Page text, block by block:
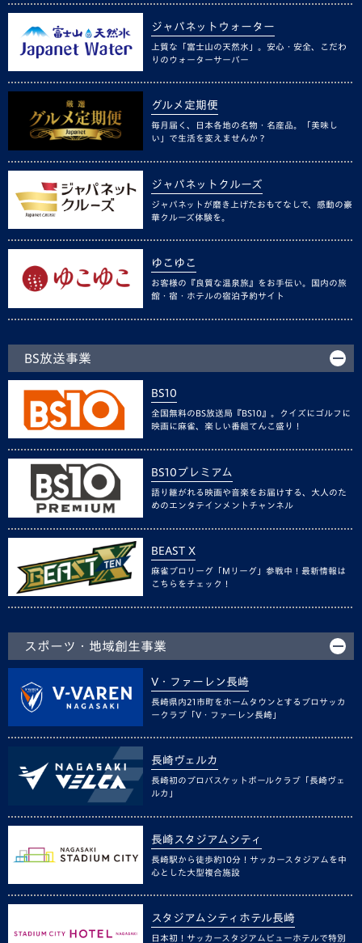
ジャパネットウォーター
上質な「富士山の天然水」。安心・安全、こだわ
りのウォーターサーバー
グルメ定期便
毎月届く、日本各地の名物・名産品。「美味し
い」で生活を変えませんか？
ジャパネットクルーズ
ジャパネットが磨き上げたおもてなしで、感動の豪
華クルーズ体験を。
ゆこゆこ
お客様の『良質な温泉旅』をお手伝い。国内の旅
館・宿・ホテルの宿泊予約サイト
BS放送事業
BS10
全国無料のBS放送局『BS10』。クイズにゴルフに
映画に麻雀、楽しい番組てんこ盛り！
BS10プレミアム
語り継がれる映画や音楽をお届けする、大人のた
めのエンタテインメントチャンネル
BEAST X
麻雀プロリーグ「Mリーグ」参戦中！最新情報は
こちらをチェック！
スポーツ・地域創生事業
V・ファーレン長崎
長崎県内21市町をホームタウンとするプロサッカ
ークラブ「V・ファーレン長崎」
長崎ヴェルカ
長崎初のプロバスケットボールクラブ「長崎ヴェ
ルカ」
長崎スタジアムシティ
長崎駅から徒歩約10分！サッカースタジアムを中
心とした大型複合施設
スタジアムシティホテル長崎
日本初！サッカースタジアムビューホテルで特別